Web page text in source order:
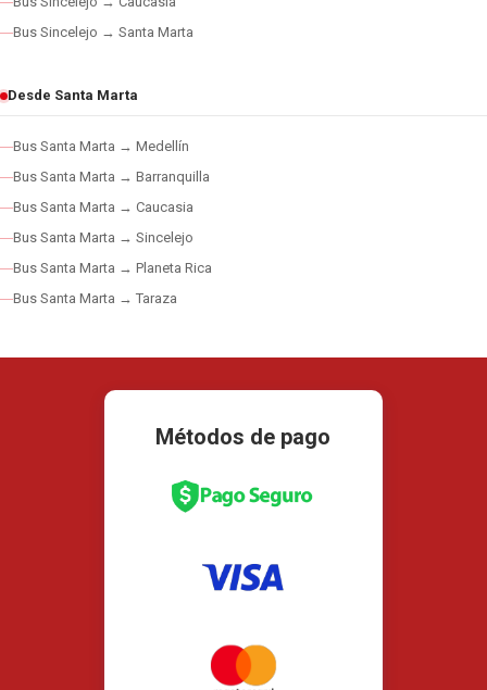
Bus Sincelejo → Santa Marta
Desde Santa Marta
Bus Santa Marta → Medellín
Bus Santa Marta → Barranquilla
Bus Santa Marta → Caucasia
Bus Santa Marta → Sincelejo
Bus Santa Marta → Planeta Rica
Bus Santa Marta → Taraza
Métodos de pago